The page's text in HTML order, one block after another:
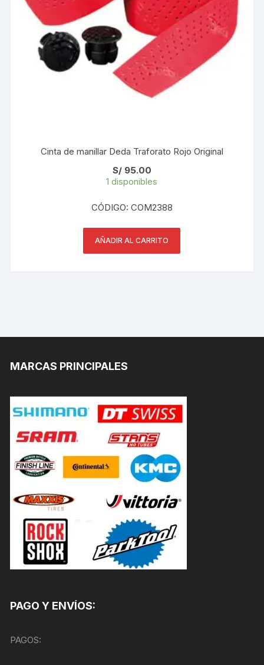
Cinta de manillar Deda Traforato Rojo Original
S/95.00
1 disponibles
CÓDIGO: COM2388
AÑADIR AL CARRITO
MARCAS PRINCIPALES
PAGO Y ENVÍOS:
PAGOS: